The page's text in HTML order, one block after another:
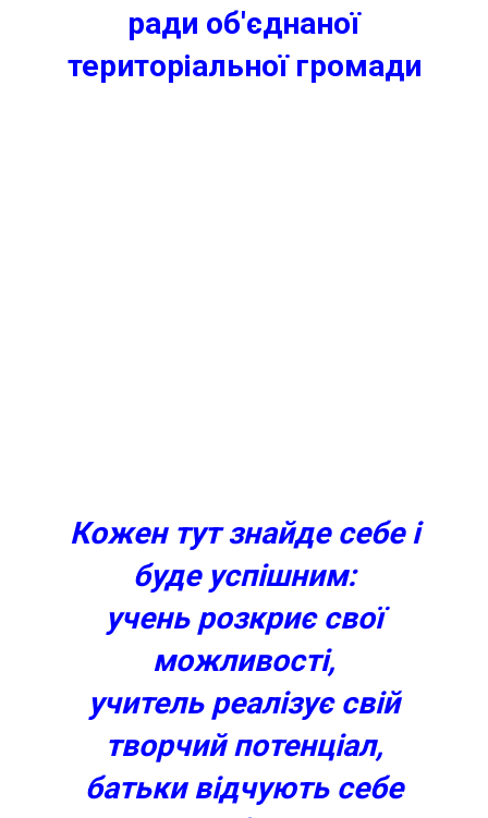
ради об'єднаної
територіальної громади
Кожен тут знайде себе і
буде успішним:
учень розкриє свої
можливості,
учитель реалізує свій
творчий потенціал,
батьки відчують себе